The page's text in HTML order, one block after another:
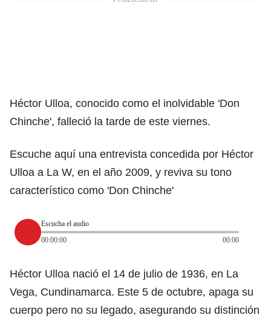
Héctor Ulloa, conocido como el inolvidable 'Don
Chinche', falleció la tarde de este viernes.
Escuche aquí una entrevista concedida por Héctor
Ulloa a La W, en el año 2009, y reviva su tono
característico como 'Don Chinche'
Escucha el audio
00:00:00
00:00
Héctor Ulloa nació el 14 de julio de 1936, en La
Vega, Cundinamarca. Este 5 de octubre, apaga su
cuerpo pero no su legado, asegurando su distinción